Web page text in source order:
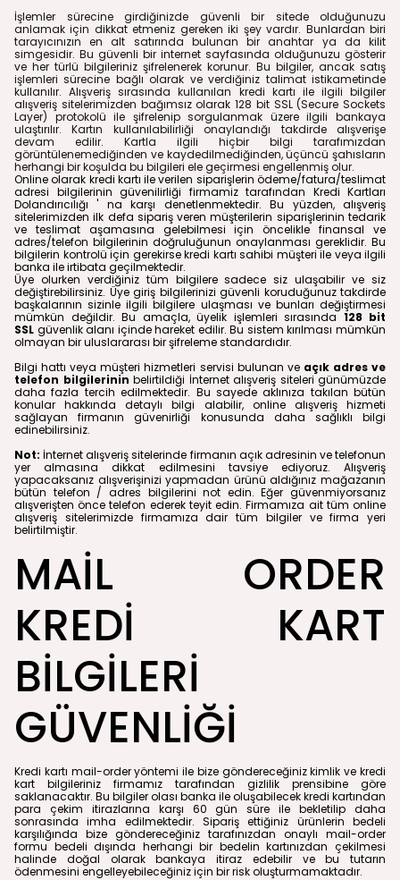
İşlemler sürecine girdiğinizde güvenli bir sitede olduğunuzu
anlamak için dikkat etmeniz gereken iki şey vardır. Bunlardan biri
tarayıcınızın en alt satırında bulunan bir anahtar ya da kilit
simgesidir. Bu güvenli bir internet sayfasında olduğunuzu gösterir
ve her türlü bilgileriniz şifrelenerek korunur. Bu bilgiler, ancak satış
işlemleri sürecine bağlı olarak ve verdiğiniz talimat istikametinde
kullanılır. Alışveriş sırasında kullanılan kredi kartı ile ilgili bilgiler
alışveriş sitelerimizden bağımsız olarak 128 bit SSL (Secure Sockets
Layer) protokolü ile şifrelenip sorgulanmak üzere ilgili bankaya
ulaştırılır. Kartın kullanılabilirliği onaylandığı takdirde alışverişe
devam edilir. Kartla ilgili hiçbir bilgi tarafımızdan
görüntülenemediğinden ve kaydedilmediğinden, üçüncü şahısların
herhangi bir koşulda bu bilgileri ele geçirmesi engellenmiş olur.
Online olarak kredi kartı ile verilen siparişlerin ödeme/fatura/teslimat
adresi bilgilerinin güvenilirliği firmamiz tarafından Kredi Kartları
Dolandırıcılığı ' na karşı denetlenmektedir. Bu yüzden, alışveriş
sitelerimizden ilk defa sipariş veren müşterilerin siparişlerinin tedarik
ve teslimat aşamasına gelebilmesi için öncelikle finansal ve
adres/telefon bilgilerinin doğruluğunun onaylanması gereklidir. Bu
bilgilerin kontrolü için gerekirse kredi kartı sahibi müşteri ile veya ilgili
banka ile irtibata geçilmektedir.
Üye olurken verdiğiniz tüm bilgilere sadece siz ulaşabilir ve siz
değiştirebilirsiniz. Üye giriş bilgilerinizi güvenli koruduğunuz takdirde
başkalarının sizinle ilgili bilgilere ulaşması ve bunları değiştirmesi
mümkün değildir. Bu amaçla, üyelik işlemleri sırasında 128 bit
SSL güvenlik alanı içinde hareket edilir. Bu sistem kırılması mümkün
olmayan bir uluslararası bir şifreleme standardıdır.
Bilgi hattı veya müşteri hizmetleri servisi bulunan ve açık adres ve
telefon bilgilerinin belirtildiği İnternet alışveriş siteleri günümüzde
daha fazla tercih edilmektedir. Bu sayede aklınıza takılan bütün
konular hakkında detaylı bilgi alabilir, online alışveriş hizmeti
sağlayan firmanın güvenirliği konusunda daha sağlıklı bilgi
edinebilirsiniz.
Not: İnternet alışveriş sitelerinde firmanın açık adresinin ve telefonun
yer almasına dikkat edilmesini tavsiye ediyoruz. Alışveriş
yapacaksanız alışverişinizi yapmadan ürünü aldığınız mağazanın
bütün telefon / adres bilgilerini not edin. Eğer güvenmiyorsanız
alışverişten önce telefon ederek teyit edin. Firmamıza ait tüm online
alışveriş sitelerimizde firmamıza dair tüm bilgiler ve firma yeri
belirtilmiştir.
MAİL ORDER
KREDİ KART
BİLGİLERİ
GÜVENLİĞİ
Kredi kartı mail-order yöntemi ile bize göndereceğiniz kimlik ve kredi
kart bilgileriniz firmamız tarafından gizlilik prensibine göre
saklanacaktır. Bu bilgiler olası banka ile oluşabilecek kredi kartından
para çekim itirazlarına karşı 60 gün süre ile bekletilip daha
sonrasında imha edilmektedir. Sipariş ettiğiniz ürünlerin bedeli
karşılığında bize göndereceğiniz tarafınızdan onaylı mail-order
formu bedeli dışında herhangi bir bedelin kartınızdan çekilmesi
halinde doğal olarak bankaya itiraz edebilir ve bu tutarın
ödenmesini engelleyebileceğiniz için bir risk oluşturmamaktadır.